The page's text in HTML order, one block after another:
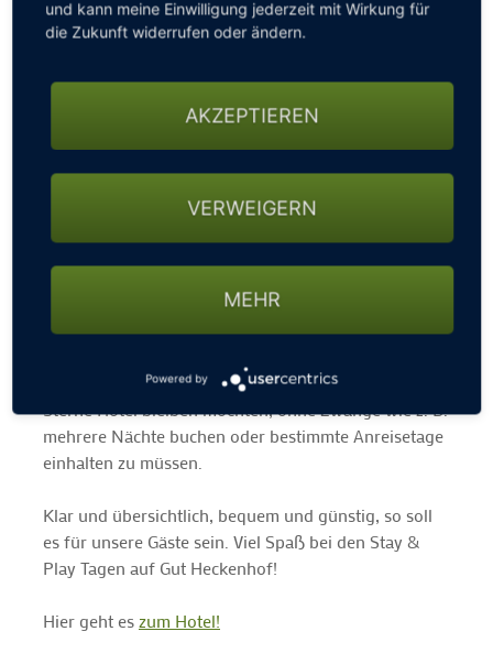
GOLF NEWS
... Übernachten im Einzel- oder Doppelzimmer im
Hotel auf dem Golfplatz, ausgiebig Frühstücken, eine
18-Loch Runde golfen, Sauna und Wellness nach Lust
und Laune und abends ein stilvolles Genießer-
Abendessen im Restaurant genießen, das Alles zu
äußerst günstigen Preisen...schon ab 119€… ein
unschlagbares Angebot, das man sich nicht entgehen
Stay & Play Tage Sie auf der Golfanlage und im 4
Sterne Hotel bleiben möchten, ohne Zwänge wie z. B.
mehrere Nächte buchen oder bestimmte Anreisetage
einhalten zu müssen.
Klar und übersichtlich, bequem und günstig, so soll
es für unsere Gäste sein. Viel Spaß bei den Stay &
Play Tagen auf Gut Heckenhof!
Hier geht eszum Hotel!
und kann meine Einwilligung jederzeit mit Wirkung für
die Zukunft widerrufen oder ändern.
AKZEPTIEREN
VERWEIGERN
MEHR
Powered by